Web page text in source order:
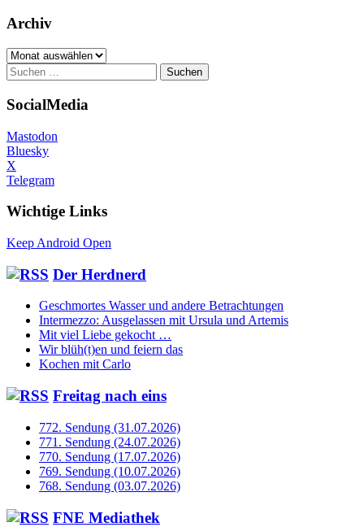
Archiv
Archiv
Suchen
nach:
SocialMedia
Mastodon
Bluesky
X
Telegram
Wichtige Links
Keep Android Open
Der Herdnerd
Geschmortes Wasser und andere Betrachtungen
Intermezzo: Ausgelassen mit Ursula und Artemis
Mit viel Liebe gekocht …
Wir blüh(t)en und feiern das
Kochen mit Carlo
Freitag nach eins
772. Sendung (31.07.2026)
771. Sendung (24.07.2026)
770. Sendung (17.07.2026)
769. Sendung (10.07.2026)
768. Sendung (03.07.2026)
FNE Mediathek